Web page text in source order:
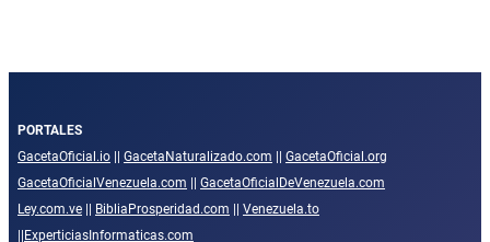
PORTALES
GacetaOficial.io
GacetaNaturalizado.com
GacetaOficial.org
GacetaOficialVenezuela.com
GacetaOficialDeVenezuela.com
Ley.com.ve
BibliaProsperidad.com
Venezuela.to
ExperticiasInformaticas.com